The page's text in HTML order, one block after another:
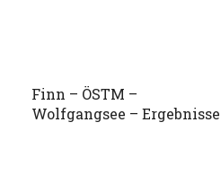
Finn – ÖSTM –
Wolfgangsee – Ergebnisse